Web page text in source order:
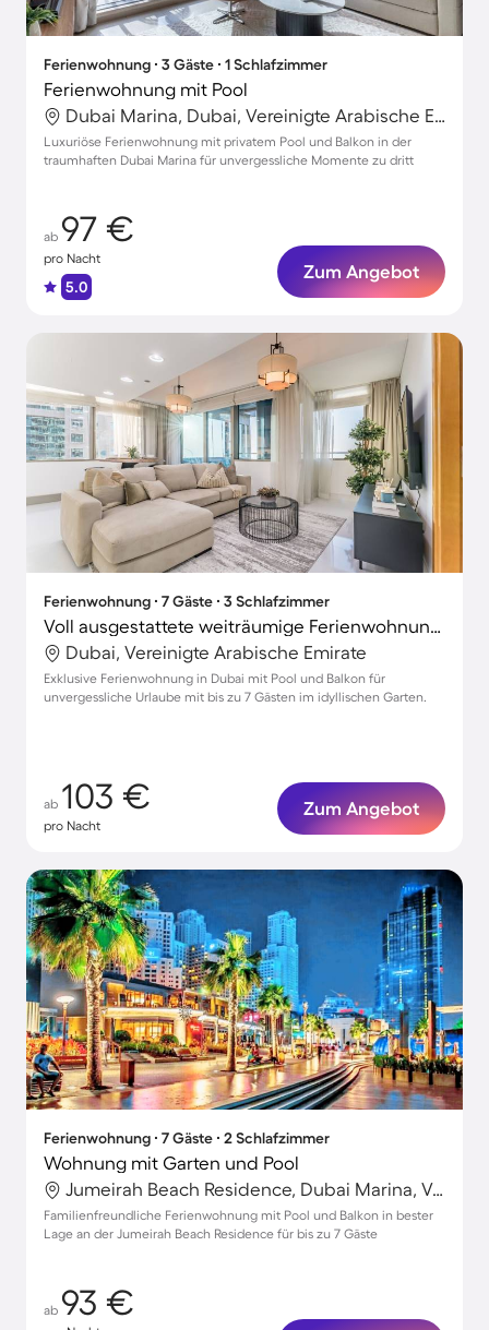
Ferienwohnung ∙ 3 Gäste ∙ 1 Schlafzimmer
Ferienwohnung mit Pool
Dubai Marina, Dubai, Vereinigte Arabische Emirate
Luxuriöse Ferienwohnung mit privatem Pool und Balkon in der
traumhaften Dubai Marina für unvergessliche Momente zu dritt
ab 97 €
pro Nacht
5.0
Zum Angebot
Ferienwohnung ∙ 7 Gäste ∙ 3 Schlafzimmer
Voll ausgestattete weiträumige Ferienwohnung mit Pool, Garten und Sauna | Stadtblick | Strand in der Nähe
Dubai, Vereinigte Arabische Emirate
Exklusive Ferienwohnung in Dubai mit Pool und Balkon für
unvergessliche Urlaube mit bis zu 7 Gästen im idyllischen Garten.
ab 103 €
pro Nacht
Zum Angebot
Ferienwohnung ∙ 7 Gäste ∙ 2 Schlafzimmer
Wohnung mit Garten und Pool
Jumeirah Beach Residence, Dubai Marina, Vereinigte Arabische Emirate
Familienfreundliche Ferienwohnung mit Pool und Balkon in bester
Lage an der Jumeirah Beach Residence für bis zu 7 Gäste
ab 93 €